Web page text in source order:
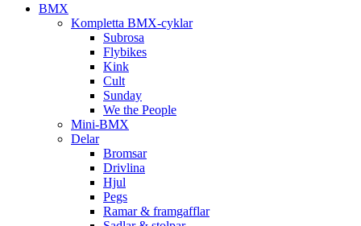
BMX
Kompletta BMX-cyklar
Subrosa
Flybikes
Kink
Cult
Sunday
We the People
Mini-BMX
Delar
Bromsar
Drivlina
Hjul
Pegs
Ramar & framgafflar